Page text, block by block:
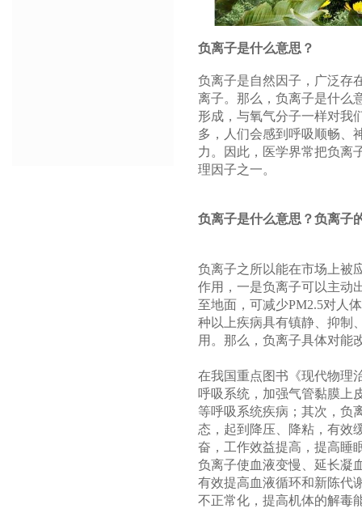
负离子是什么意思？
负离子是自然因子，广泛存
离子。那么，负离子是什么
形成，与氧气分子一样对我
多，人们会感到呼吸顺畅、
力。因此，医学界常把负离
理因子之一。
负离子是什么意思？负离子
负离子之所以能在市场上被
作用，一是负离子可以主动
至地面，可减少PM2.5对人
种以上疾病具有镇静、抑制
用。那么，负离子具体对能
在我国重点图书《现代物理
呼吸系统，加强气管黏膜上
等呼吸系统疾病；其次，负
态，起到降压、降粘，有效
奋，工作效益提高，提高睡
负离子使血液变慢、延长凝
有效提高血液循环和新陈代
不正常化，提高机体的解毒